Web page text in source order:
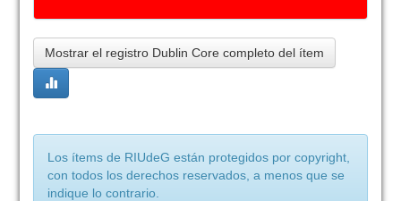
Mostrar el registro Dublin Core completo del ítem
Los ítems de RIUdeG están protegidos por copyright,
con todos los derechos reservados, a menos que se
indique lo contrario.